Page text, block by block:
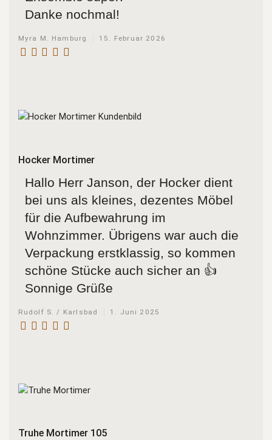
Danke nochmal!
Myra M. Hamburg 15. Februar 2026
Hocker Mortimer
Hallo Herr Janson, der Hocker dient
bei uns als kleines, dezentes Möbel
für die Aufbewahrung im
Wohnzimmer. Übrigens war auch die
Verpackung erstklassig, so kommen
schöne Stücke auch sicher an 👍
Sonnige Grüße
Rudolf S. / Karlsbad 1. Juni 2025
Truhe Mortimer 105